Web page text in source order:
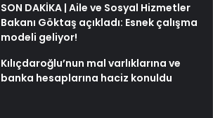
SON DAKİKA | Aile ve Sosyal Hizmetler
Bakanı Göktaş açıkladı: Esnek çalışma
modeli geliyor!
Kılıçdaroğlu’nun mal varlıklarına ve
banka hesaplarına haciz konuldu